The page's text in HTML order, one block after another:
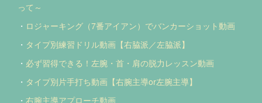
って～
・ ロジャーキング（7番アイアン）でバンカーショット動画
・ タイプ別練習ドリル動画【右脇派／左脇派】
・ 必ず習得できる！左腕・首・肩の脱力レッスン動画
・ タイプ別片手打ち動画【右腕主導or左腕主導】
・ 右腕主導アプローチ動画